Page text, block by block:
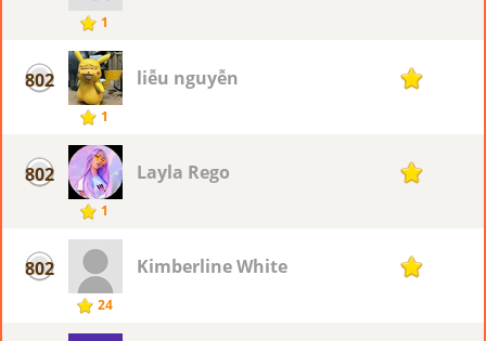
1
802
1
liễu nguyễn 1
802
1
Layla Rego 1
802
24
Kimberline White 1